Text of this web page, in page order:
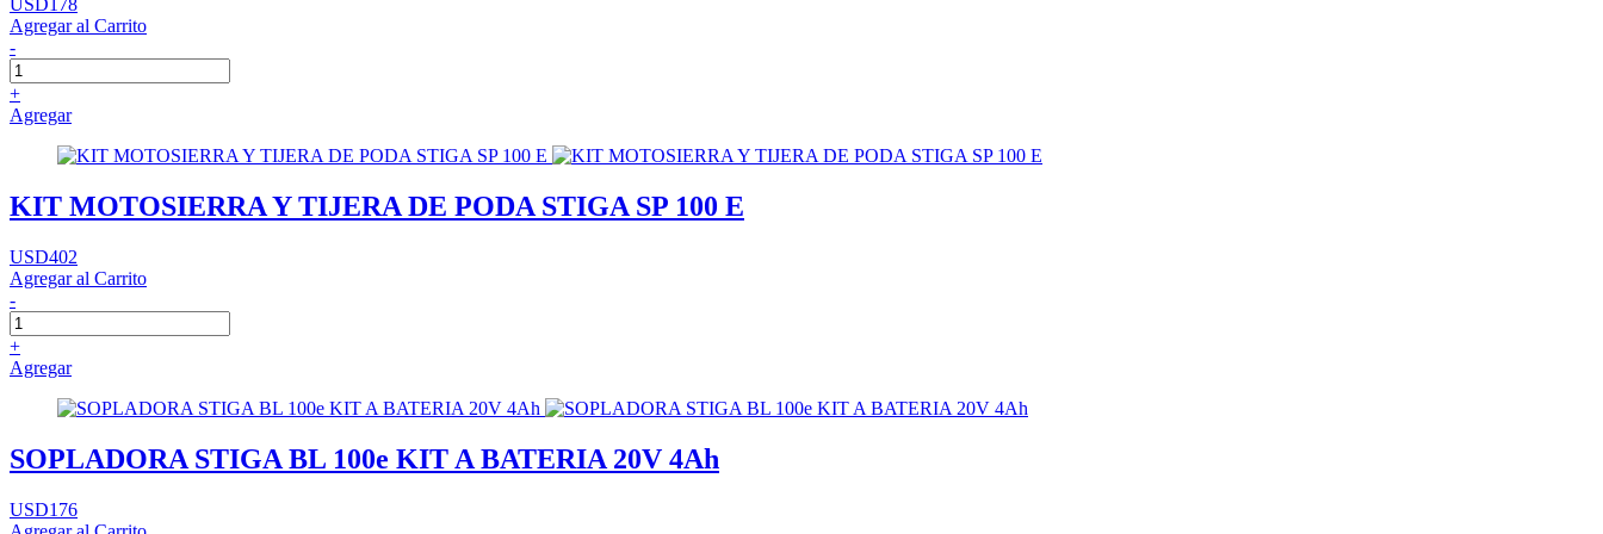
USD178
Agregar al Carrito
-
+
Agregar
KIT MOTOSIERRA Y TIJERA DE PODA STIGA SP 100 E
USD402
Agregar al Carrito
-
+
Agregar
SOPLADORA STIGA BL 100e KIT A BATERIA 20V 4Ah
USD176